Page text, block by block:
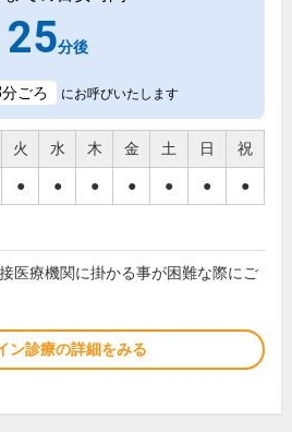
25分後
分ごろ にお呼びいたします
火 水 木 金 土 日 祝
● ● ● ● ● ● ●
医療機関に掛かる事が困難な際にご
ン診療の詳細をみる